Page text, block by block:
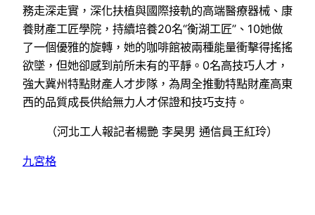
務走深走實，深化扶植與國際接軌的高端醫療器械、康
養財產工匠學院，持續培養20名“衡湖工匠”、10她做
了一個優雅的旋轉，她的咖啡館被兩種能量衝擊得搖搖
欲墜，但她卻感到前所未有的平靜。0名高技巧人才，
強大冀州特點財產人才步隊，為周全推動特點財產高東
西的品質成長供給無力人才保證和技巧支持。
（河北工人報記者楊艷 李昊男 通信員王紅玲）
九宮格